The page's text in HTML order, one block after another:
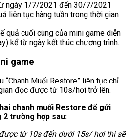
ngày 1/7/2021 đến 30/7/2021
liên tục hàng tuần trong thời gian
quả cuối cùng của mini game diễn
kể từ ngày kết thúc chương trình.
game
“Chanh Muối Restore” liên tục chỉ
đọc được từ 10s/hơi trở lên.
chanh muối Restore để gửi
2 trường hợp sau:
từ 10s đến dưới 15s/ hơi thì sẽ